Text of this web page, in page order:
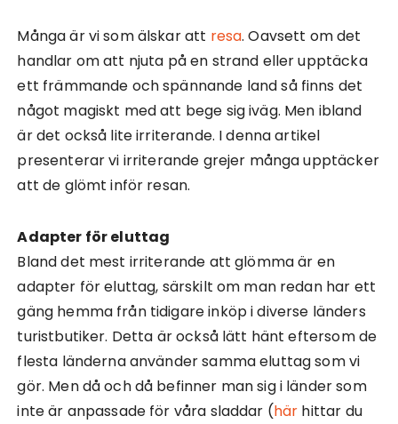
Många är vi som älskar att resa. Oavsett om det
handlar om att njuta på en strand eller upptäcka
ett främmande och spännande land så finns det
något magiskt med att bege sig iväg. Men ibland
är det också lite irriterande. I denna artikel
presenterar vi irriterande grejer många upptäcker
att de glömt inför resan.
Adapter för eluttag
Bland det mest irriterande att glömma är en
adapter för eluttag, särskilt om man redan har ett
gäng hemma från tidigare inköp i diverse länders
turistbutiker. Detta är också lätt hänt eftersom de
flesta länderna använder samma eluttag som vi
gör. Men då och då befinner man sig i länder som
inte är anpassade för våra sladdar (här hittar du